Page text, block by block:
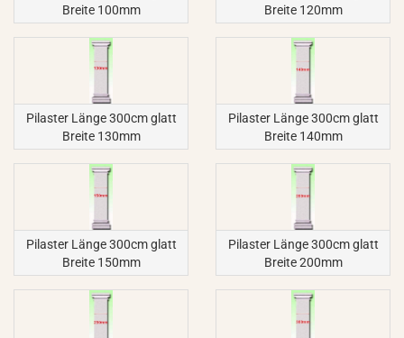
Breite 100mm
Breite 120mm
Pilaster Länge 300cm glatt
Breite 130mm
Pilaster Länge 300cm glatt
Breite 140mm
Pilaster Länge 300cm glatt
Breite 150mm
Pilaster Länge 300cm glatt
Breite 200mm